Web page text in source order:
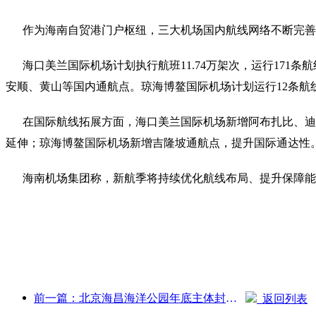
作为海南自贸港门户枢纽，三大机场国内航线网络不断完
海口美兰国际机场计划执行航班11.74万架次，运行171条航
安顺、黄山等国内通航点。琼海博鳌国际机场计划运行12条
在国际航线拓展方面，海口美兰国际机场新增阿布扎比、
延伸；琼海博鳌国际机场新增吉隆坡通航点，提升国际通达性
海南机场集团称，新航季将持续优化航线布局、提升保障
前一篇：北京海昌海洋公园年底主体封顶 预计2027年建成开放 返回列表